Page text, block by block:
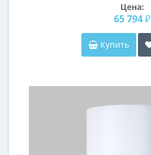
Цена:
65 794 ₽
Купить